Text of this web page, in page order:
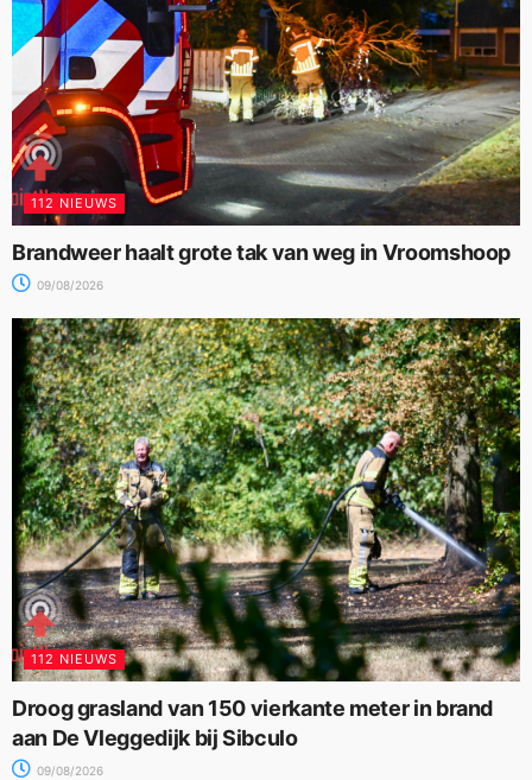
112 NIEUWS
Brandweer haalt grote tak van weg in Vroomshoop
09/08/2026
112 NIEUWS
Droog grasland van 150 vierkante meter in brand
aan De Vleggedijk bij Sibculo
09/08/2026